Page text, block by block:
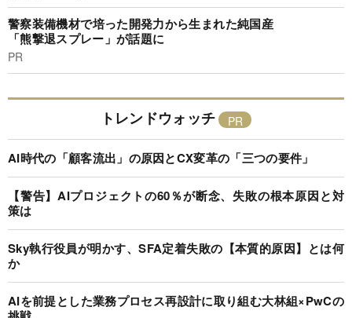
警察装備機材で培った開発力から生まれた純国産
「熊撃退スプレー」が話題に
PR
トレンドウォッチ
AI時代の「顧客流出」の原因とCX変革の「三つの要件」
【警告】AIプロジェクトの60％が断念、失敗の根本原因と対
策は
Sky執行役員が明かす、SFA定着失敗の【本質的原因】とは何
か
AIを前提とした業務プロセス再設計に取り組む大林組×PwCの